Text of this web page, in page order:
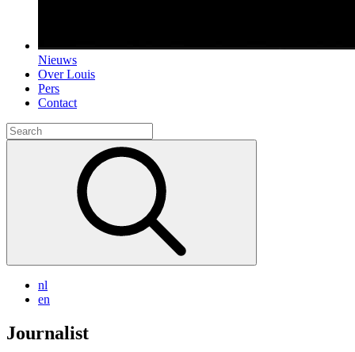
Nieuws
Over Louis
Pers
Contact
Search
for:
nl
en
Journalist